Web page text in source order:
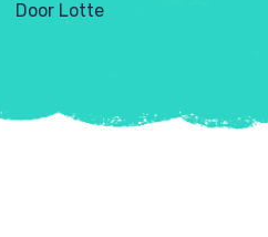
Door Lotte